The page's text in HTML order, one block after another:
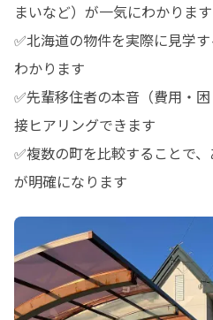
まいなど）が一気にわかります
✅北海道の物件を実際に見学
わかります
✅先輩移住者の本音（費用・
接ヒアリングできます
✅複数の町を比較することで
が明確になります